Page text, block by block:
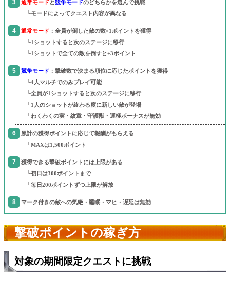
通常モード と競争モードのどちらかを選んで挑戦
└モードによってクエスト内容が異なる
通常モード ：全員が倒した敵の数×1ポイントを獲得
└1ショットすると次のステージに移行
└1ショットで全ての敵を倒すと+3ポイント
競争モード ：撃破数で決まる順位に応じたポイントを獲得
└4人マルチでのみプレイ可能
└全員が1ショットすると次のステージに移行
└1人のショットが終わる度に新しい敵が登場
└わくわくの実・紋章・守護獣・運極ボーナスが無効
累計の獲得ポイントに応じて報酬がもらえる
└MAXは1,500ポイント
獲得できる撃破ポイントには上限がある
└初日は300ポイントまで
└毎日200ポイントずつ上限が解放
マーク付きの敵への気絶・睡眠・マヒ・遅延は無効
撃破ポイントの稼ぎ方
対象の期間限定クエストに挑戦